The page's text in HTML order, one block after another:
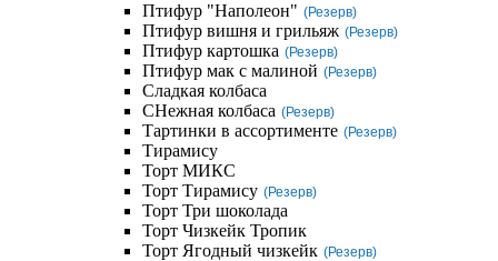
Птифур "Наполеон" (Резерв)
Птифур вишня и грильяж (Резерв)
Птифур картошка (Резерв)
Птифур мак с малиной (Резерв)
Сладкая колбаса
СНежная колбаса (Резерв)
Тартинки в ассортименте (Резерв)
Тирамису
Торт МИКС
Торт Тирамису (Резерв)
Торт Три шоколада
Торт Чизкейк Тропик
Торт Ягодный чизкейк (Резерв)